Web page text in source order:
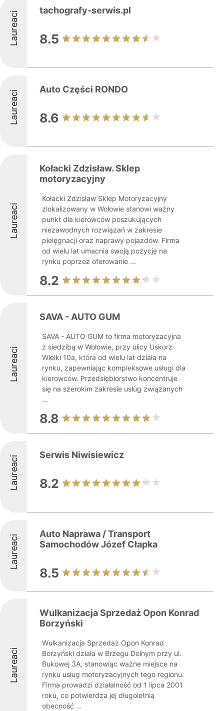
Laureaci tachografy-serwis.pl
8.5
Laureaci Auto Części RONDO
8.6
Laureaci
Kołacki Zdzisław. Sklep
motoryzacyjny
Kołacki Zdzisław Sklep Motoryzacyjny
zlokalizowany w Wołowie stanowi ważny
punkt dla kierowców poszukujących
niezawodnych rozwiązań w zakresie
pielęgnacji oraz naprawy pojazdów. Firma
od wielu lat umacnia swoją pozycję na
rynku poprzez oferowanie ...
8.2
Laureaci
SAVA - AUTO GUM
SAVA - AUTO GUM to firma motoryzacyjna
z siedzibą w Wołowie, przy ulicy Uskorz
Wielki 10a, która od wielu lat działa na
rynku, zapewniając kompleksowe usługi dla
kierowców. Przedsiębiorstwo koncentruje
się na szerokim zakresie usług związanych
...
8.8
Laureaci Serwis Niwisiewicz
8.2
Laureaci
Auto Naprawa / Transport
Samochodów Józef Cłapka
8.5
Laureaci
Wulkanizacja Sprzedaż Opon Konrad
Borzyński
Wulkanizacja Sprzedaż Opon Konrad
Borzyński działa w Brzegu Dolnym przy ul.
Bukowej 3A, stanowiąc ważne miejsce na
rynku usług motoryzacyjnych tego regionu.
Firma prowadzi działalność od 1 lipca 2001
roku, co potwierdza jej długoletnią
obecność ...